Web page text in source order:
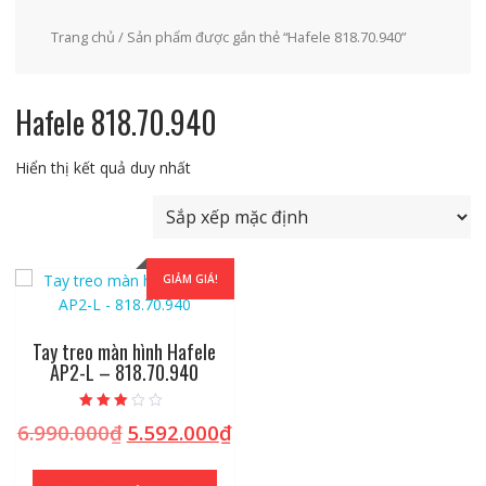
Trang chủ / Sản phẩm được gắn thẻ “Hafele 818.70.940”
Hafele 818.70.940
Hiển thị kết quả duy nhất
GIẢM GIÁ!
Tay treo màn hình Hafele
AP2-L – 818.70.940
xếp hạng
2.84
6.990.000₫ Giá
là:
5.592.000₫Giá